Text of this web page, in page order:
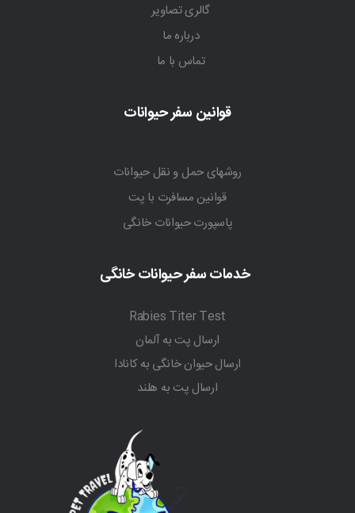
گالری تصاویر
درباره ما
تماس با ما
قوانین سفر حیوانات
روشهای حمل و نقل حیوانات
قوانین مسافرت با پت
پاسپورت حیوانات خانگی
خدمات سفر حیوانات خانگی
Rabies Titer Test
ارسال پت به آلمان
ارسال حیوان خانگی به کانادا
ارسال پت به هلند